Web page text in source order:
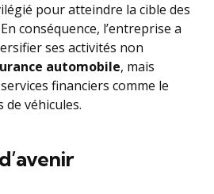
pour atteindre la cible des
conséquence, l’entreprise a
ses activités non
automobile, mais
financiers comme le
de véhicules.